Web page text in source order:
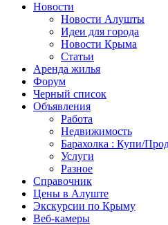
Новости
Новости Алушты
Идеи для города
Новости Крыма
Статьи
Аренда жилья
Форум
Черный список
Объявления
Работа
Недвижимость
Барахолка : Купи/
Услуги
Разное
Справочник
Цены в Алуште
Экскурсии по Крыму
Веб-камеры